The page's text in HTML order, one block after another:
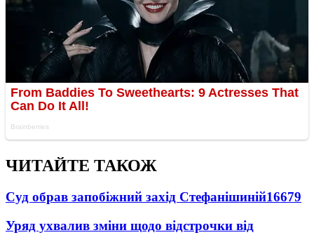
ЧИТАЙТЕ ТАКОЖ
Суд обрав запобіжний захід Стефанішиній16679
Уряд ухвалив зміни щодо відстрочки від